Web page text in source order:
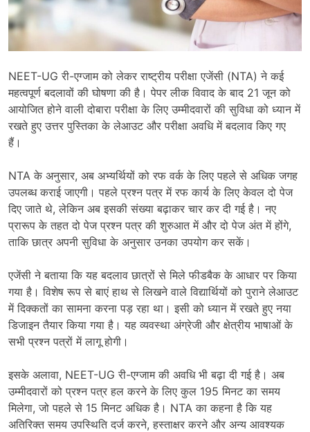
NEET-UG री-एग्जाम को लेकर राष्ट्रीय परीक्षा एजेंसी (NTA) ने कई
महत्वपूर्ण बदलावों की घोषणा की है। पेपर लीक विवाद के बाद 21 जून को
आयोजित होने वाली दोबारा परीक्षा के लिए उम्मीदवारों की सुविधा को ध्यान में
रखते हुए उत्तर पुस्तिका के लेआउट और परीक्षा अवधि में बदलाव किए गए
हैं।
NTA के अनुसार, अब अभ्यर्थियों को रफ वर्क के लिए पहले से अधिक जगह
उपलब्ध कराई जाएगी। पहले प्रश्न पत्र में रफ कार्य के लिए केवल दो पेज
दिए जाते थे, लेकिन अब इसकी संख्या बढ़ाकर चार कर दी गई है। नए
प्रारूप के तहत दो पेज प्रश्न पत्र की शुरुआत में और दो पेज अंत में होंगे,
ताकि छात्र अपनी सुविधा के अनुसार उनका उपयोग कर सकें।
एजेंसी ने बताया कि यह बदलाव छात्रों से मिले फीडबैक के आधार पर किया
गया है। विशेष रूप से बाएं हाथ से लिखने वाले विद्यार्थियों को पुराने लेआउट
में दिक्कतों का सामना करना पड़ रहा था। इसी को ध्यान में रखते हुए नया
डिजाइन तैयार किया गया है। यह व्यवस्था अंग्रेजी और क्षेत्रीय भाषाओं के
सभी प्रश्न पत्रों में लागू होगी।
इसके अलावा, NEET-UG री-एग्जाम की अवधि भी बढ़ा दी गई है। अब
उम्मीदवारों को प्रश्न पत्र हल करने के लिए कुल 195 मिनट का समय
मिलेगा, जो पहले से 15 मिनट अधिक है। NTA का कहना है कि यह
अतिरिक्त समय उपस्थिति दर्ज करने, हस्ताक्षर करने और अन्य आवश्यक